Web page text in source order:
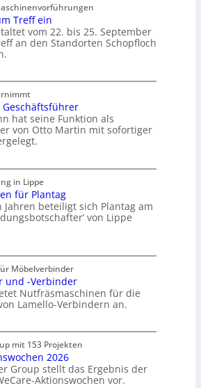
Treff ein
vom 22. bis 25. September
an den Standorten Schopfloch
hat seine Funktion als
von Otto Martin mit sofortiger
in Lippe
für Plantag
Jahren beteiligt sich Plantag am
von Lippe
Möbelverbinder
und -Verbinder
Nutfräsmaschinen für die
Lamello-Verbindern an.
mit 153 Projekten
2026
Group stellt das Ergebnis der
Aktionswochen vor.